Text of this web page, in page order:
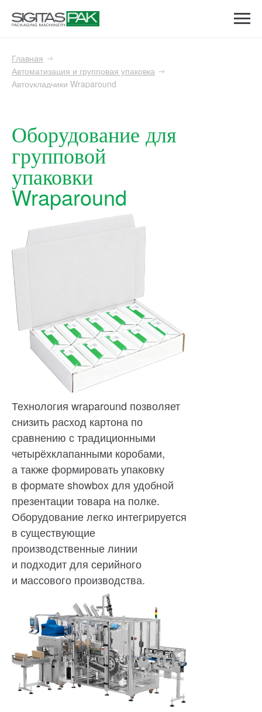
Автоукладчики Wraparound
→
Автоматизация и групповая упаковка
→
Главная
Оборудование для
групповой
упаковки
Wraparound
Технология wraparound позволяет
снизить расход картона по
сравнению с традиционными
четырёхклапанными коробами,
а также формировать упаковку
в формате showbox для удобной
презентации товара на полке.
Оборудование легко интегрируется
в существующие
производственные линии
и подходит для серийного
и массового производства.